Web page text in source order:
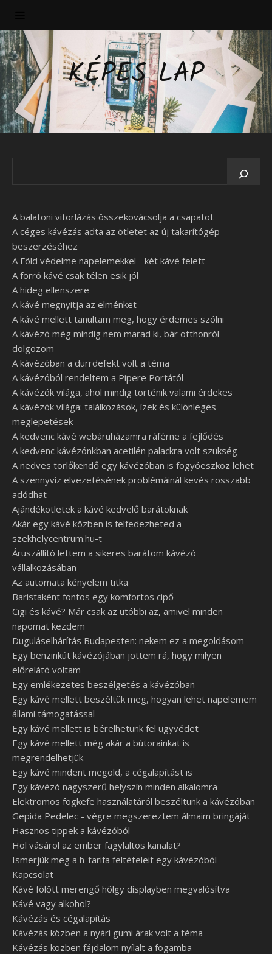
KÉPES LAP
A balatoni vitorlázás összekovácsolja a csapatot
A céges kávézás adta az ötletet az új takarítógép
beszerzéséhez
A Föld védelme napelemekkel - két kávé felett
A forró kávé csak télen esik jól
A hideg ellenszere
A kávé megnyitja az elménket
A kávé mellett tanultam meg, hogy érdemes szólni
A kávézó még mindig nem marad ki, bár otthonról
dolgozom
A kávézóban a durrdefekt volt a téma
A kávézóból rendeltem a Pipere Portától
A kávézók világa, ahol mindig történik valami érdekes
A kávézók világa: találkozások, ízek és különleges
meglepetések
A kedvenc kávé webáruházamra ráférne a fejlődés
A kedvenc kávézónkban acetilén palackra volt szükség
A nedves törlőkendő egy kávézóban is fogyóeszköz lehet
A szennyvíz elvezetésének problémáinál kevés rosszabb
adódhat
Ajándékötletek a kávé kedvelő barátoknak
Akár egy kávé közben is felfedezheted a
szekhelycentrum.hu-t
Áruszállító lettem a sikeres barátom kávézó
vállalkozásában
Az automata kényelem titka
Baristaként fontos egy komfortos cipő
Cigi és kávé? Már csak az utóbbi az, amivel minden
napomat kezdem
Duguláselhárítás Budapesten: nekem ez a megoldásom
Egy benzinkút kávézójában jöttem rá, hogy milyen
előrelátó voltam
Egy emlékezetes beszélgetés a kávézóban
Egy kávé mellett beszéltük meg, hogyan lehet napelemem
állami támogatással
Egy kávé mellett is bérelhetünk fel ügyvédet
Egy kávé mellett még akár a bútorainkat is
megrendelhetjük
Egy kávé mindent megold, a cégalapítást is
Egy kávézó nagyszerű helyszín minden alkalomra
Elektromos fogkefe használatáról beszéltünk a kávézóban
Gepida Pedelec - végre megszereztem álmaim bringáját
Hasznos tippek a kávézóból
Hol vásárol az ember fagylaltos kanalat?
Ismerjük meg a h-tarifa feltételeit egy kávézóból
Kapcsolat
Kávé fölött merengő hölgy displayben megvalósítva
Kávé vagy alkohol?
Kávézás és cégalapítás
Kávézás közben a nyári gumi árak volt a téma
Kávézás közben fájdalom nyílalt a fogamba